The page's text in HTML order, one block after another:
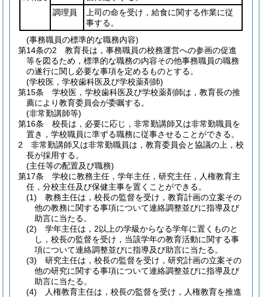
調理員
上司の命を受け，給食に関する作業に従
事する。
(事務職員の標準的な職務内容)
第14条の2
教育長は，事務職員の校務運営への参画の促進
等を図るため，標準的な職務の内容その他事務職員の職務
の遂行に関し必要な事項を定めるものとする。
(学校医，学校歯科医及び学校薬剤師)
第15条
学校医，学校歯科医及び学校薬剤師は，教育長の推
薦により教育委員会が委嘱する。
(非常勤講師等)
第16条
校長は，必要に応じ，非常勤講師又は非常勤職員を
置き，学校職員に準ずる職務に従事させることができる。
2
非常勤講師又は非常勤職員は，教育委員会と協議の上，校
長が採用する。
(主任等の配置及び職務)
第17条
学校に教務主任，学年主任，研究主任，人権教育主
任，分校主任及び保健主事を置くことができる。
(1)
教務主任は，校長の監督を受け，教育計画の立案その
他の教務に関する事項について連絡調整並びに指導及び
助言に当たる。
(2)
学年主任は，2以上の学級からなる学年に置くものと
し，校長の監督を受け，当該学年の教育活動に関する事
項について連絡調整並びに指導及び助言に当たる。
(3)
研究主任は，校長の監督を受け，研究計画の立案その
他の研究に関する事項について連絡調整並びに指導及び
助言に当たる。
(4)
人権教育主任は，校長の監督を受け，人権教育を推進